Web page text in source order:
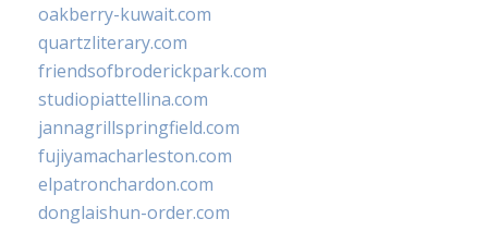
oakberry-kuwait.com
quartzliterary.com
friendsofbroderickpark.com
studiopiattellina.com
jannagrillspringfield.com
fujiyamacharleston.com
elpatronchardon.com
donglaishun-order.com